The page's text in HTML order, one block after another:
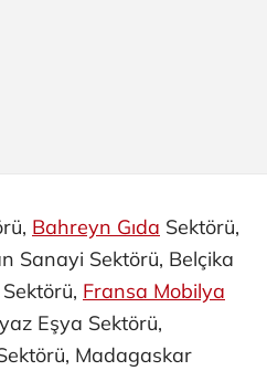
Bahreyn Gıda Sektörü,
Sanayi ​Sektörü, Belçika
Fransa Mobilya
Eşya Sektörü,
Madagaskar